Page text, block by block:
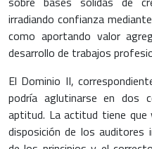
irradiando confianza
como aportando valor
desarrollo de trabajos
El Dominio II,
podría aglutinarse en dos
aptitud. La actitud tiene
disposición de los auditores